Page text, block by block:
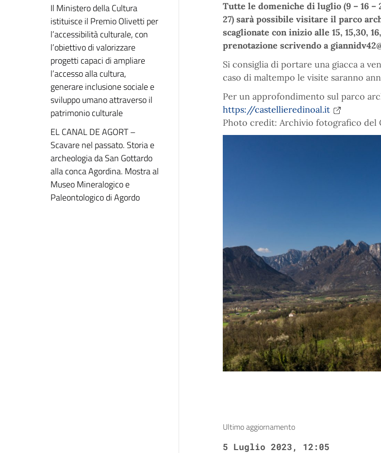
Il Ministero della Cultura
istituisce il Premio Olivetti per
l’accessibilità culturale, con
l’obiettivo di valorizzare
progetti capaci di ampliare
l’accesso alla cultura,
generare inclusione sociale e
sviluppo umano attraverso il
patrimonio culturale
EL CANAL DE AGORT –
Scavare nel passato. Storia e
archeologia da San Gottardo
alla conca Agordina. Mostra al
Museo Mineralogico e
Paleontologico di Agordo
Tutte le domeniche di luglio (9 – 16 –
27) sarà possibile visitare il parco
scaglionate con inizio alle 15, 15,30,
prenotazione scrivendo a
Si consiglia di portare una giacca a
caso di maltempo le visite saranno
Per un approfondimento sul parco
https://castellieredinoal.it
Photo credit: Archivio fotografico del
Ultimo aggiornamento
5 Luglio 2023, 12:05